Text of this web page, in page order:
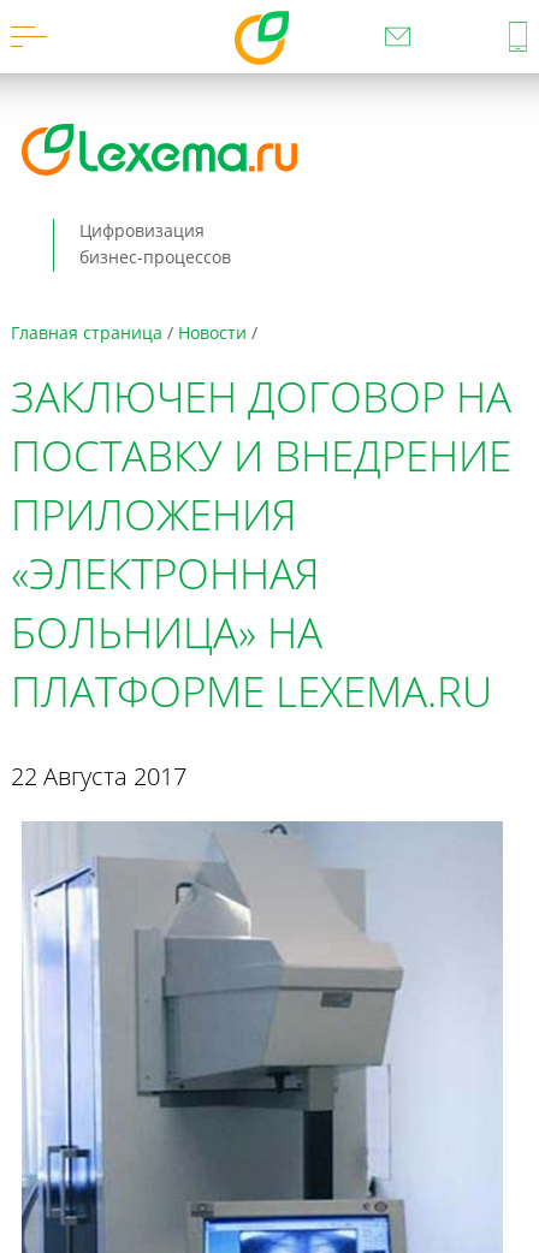
Главная страница Новости
ЗАКЛЮЧЕН ДОГОВОР НА
ПОСТАВКУ И ВНЕДРЕНИЕ
ПРИЛОЖЕНИЯ
«ЭЛЕКТРОННАЯ
БОЛЬНИЦА» НА
ПЛАТФОРМЕ LEXEMA.RU
22 Августа 2017
Цифровизация
бизнес-процессов